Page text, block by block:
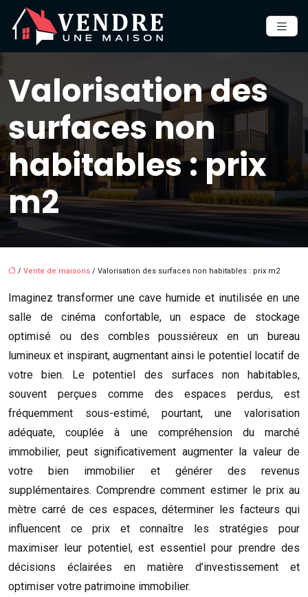
Valorisation des
surfaces non
habitables : prix
m2
/ Vente de maisons / Valorisation des surfaces non habitables : prix m2
Imaginez transformer une cave humide et inutilisée en une
salle de cinéma confortable, un espace de stockage
optimisé ou des combles poussiéreux en un bureau
lumineux et inspirant, augmentant ainsi le potentiel locatif de
votre bien. Le potentiel des surfaces non habitables,
souvent perçues comme des espaces perdus, est
fréquemment sous-estimé, pourtant, une valorisation
adéquate, couplée à une compréhension du marché
immobilier, peut significativement augmenter la valeur de
votre bien immobilier et générer des revenus
supplémentaires. Comprendre comment estimer le prix au
mètre carré de ces espaces, déterminer les facteurs qui
influencent ce prix et connaître les stratégies pour
maximiser leur potentiel, est essentiel pour prendre des
décisions éclairées en matière d’investissement et
optimiser votre patrimoine immobilier.